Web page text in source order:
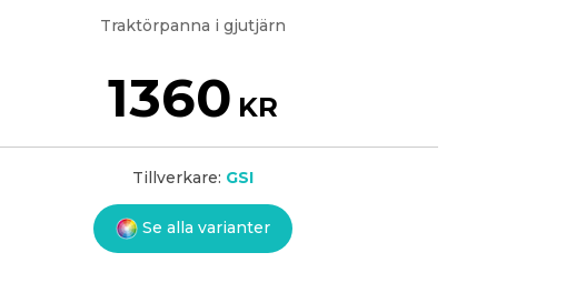
Traktörpanna i gjutjärn
1360 KR
Tillverkare: GSI
Se alla varianter